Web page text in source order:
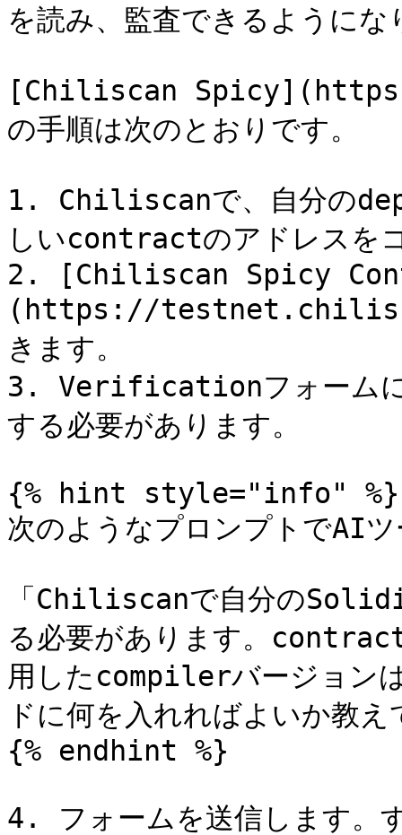
を読み、監査できるようにな
[Chiliscan
の手順は次のとおりです。
1. Chiliscanで、自分の
しいcontractのアドレスを
2. [Chiliscan Spicy
(https://
きます。
3. Verificationフォームに
する必要があります。
{% hint style="info" %}
次のようなプロンプトでAI
「Chiliscanで自分の
る必要があります。
用したcompilerバージョ
ドに何を入れればよいか教
{% endhint %}
4. フォームを送信します。